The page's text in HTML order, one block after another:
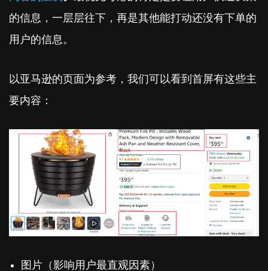
的信息，一层层往下，再是其他能打动还没有下单的
用户的信息。
以亚马逊的页面为参考，我们可以看到首屏有这些主
要内容：
图片（影响用户最直观因素）